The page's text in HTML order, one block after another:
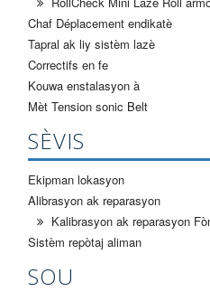
Chaf Déplacement endikatè
Tapral ak liy sistèm lazè
Correctifs en fe
Kouwa enstalasyon à
Mèt Tension sonic Belt
SÈVIS
Ekipman lokasyon
Alibrasyon ak reparasyon
Kalibrasyon ak reparasyon
Sistèm repòtaj aliman
SOU